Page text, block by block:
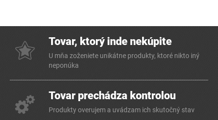
Tovar, ktorý inde nekúpite
U mňa zoženiete unikátne produkty, ktoré nikto iný
neponúka
Tovar prechádza kontrolou
Produkty overujem a uvádzam ich skutočný stav